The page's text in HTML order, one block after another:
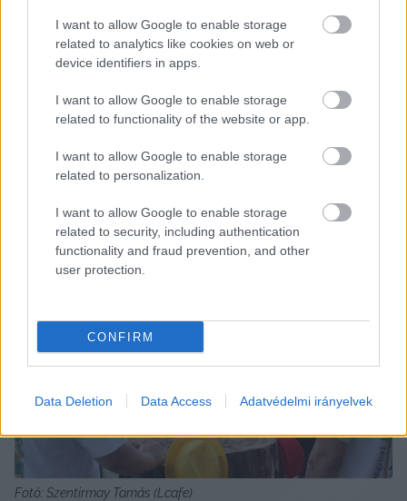
I want to allow Google to enable storage
related to analytics like cookies on web or
device identifiers in apps.
I want to allow Google to enable storage
related to functionality of the website or app.
I want to allow Google to enable storage
related to personalization.
I want to allow Google to enable storage
related to security, including authentication
functionality and fraud prevention, and other
user protection.
CONFIRM
Data Deletion Data Access Adatvédelmi irányelvek
amiben sok munkánk van, kellemes közeget,
kellemes tömeget képez” – hangsúlyozta a
főszervező.
fesztivált látogatók alapvetően magyarországi
településekről jönnek, de nem ritka a
szomszédos országok magyarlakta területeiről
érkező vendég sem.
Fotó: Szentirmay Tamás (Lcafe)